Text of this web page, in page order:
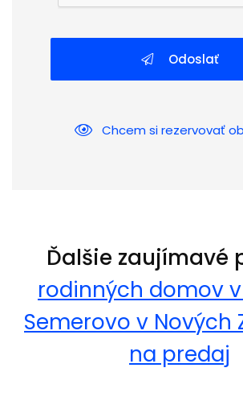
Odoslať
Chcem si rezervovať
Ďalšie zaujímavé
rodinných domov
Semerovo v Nových
na predaj